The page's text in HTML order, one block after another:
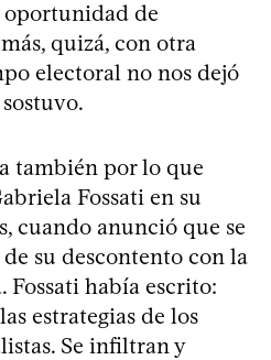
oportunidad de
quizá, con otra
electoral no nos dejó
también por lo que
Fossati en su
cuando anunció que se
su descontento con la
había escrito:
estrategias de los
Se infiltran y